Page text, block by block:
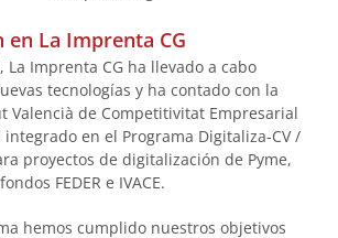
en La Imprenta CG
La Imprenta CG ha llevado a cabo
tecnologías y ha contado con la
Valencià de Competitivitat Empresarial
integrado en el Programa Digitaliza-CV /
proyectos de digitalización de Pyme,
FEDER e IVACE.
hemos cumplido nuestros objetivos